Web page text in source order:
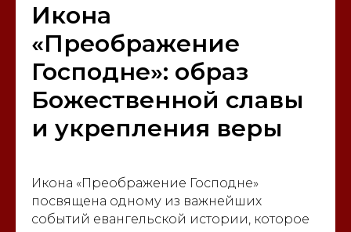
Икона
«Преображение
Господне»: образ
Божественной славы
и укрепления веры
Икона «Преображение Господне»
посвящена одному из важнейших
событий евангельской истории, которое